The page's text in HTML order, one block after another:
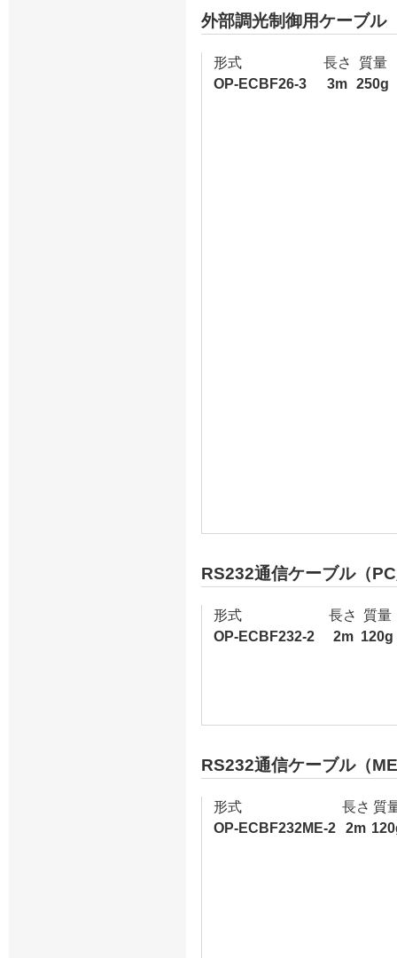
外部調光制御用ケーブル
形式 長さ
質量
OP-ECBF26-3
3m 250g
RS232通信ケーブル（
形式 長さ
質量
OP-ECBF232-2
2m 120g
RS232通信ケーブル（
形式 長さ 質
OP-ECBF232ME-2
2m